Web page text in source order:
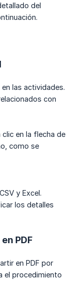
del
las actividades.
con
en la flecha de
como se
y Excel.
los detalles
PDF
en PDF por
el procedimiento